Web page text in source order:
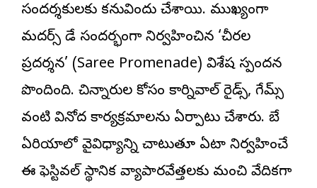
సందర్శకులకు కనువిందు చేశాయి. ముఖ్యంగా
మదర్స్ డే సందర్భంగా నిర్వహించిన ‘చీరల
ప్రదర్శన’ (Saree Promenade) విశేష స్పందన
పొందింది. చిన్నారుల కోసం కార్నివాల్ రైడ్స్, గేమ్స్
వంటి వినోద కార్యక్రమాలను ఏర్పాటు చేశారు. బే
ఏరియాలో వైవిధ్యాన్ని చాటుతూ ఏటా నిర్వహించే
ఈ ఫెస్టివల్ స్థానిక వ్యాపారవేత్తలకు మంచి వేదికగా